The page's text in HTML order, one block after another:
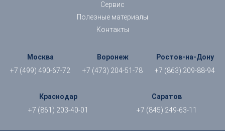
Сервис
Полезные материалы
Контакты
Москва
+7 (499) 490-67-72
Воронеж
+7 (473) 204-51-78
Ростов-на-Дону
+7 (863) 209-88-94
Краснодар
+7 (861) 203-40-01
Саратов
+7 (845) 249-63-11